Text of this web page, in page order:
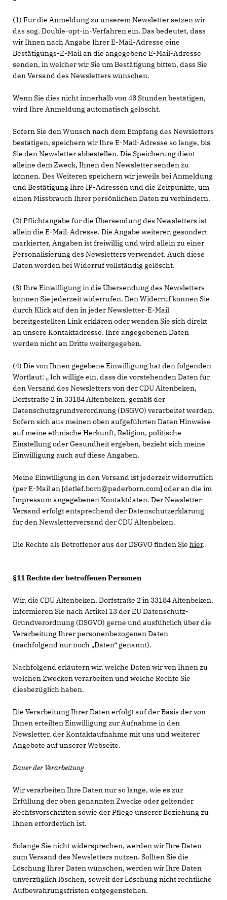
(1) Für die Anmeldung zu unserem Newsletter setzen wir
das sog. Double-opt-in-Verfahren ein. Das bedeutet, dass
wir Ihnen nach Angabe Ihrer E-Mail-Adresse eine
Bestätigungs-E-Mail an die angegebene E-Mail-Adresse
senden, in welcher wir Sie um Bestätigung bitten, dass Sie
den Versand des Newsletters wünschen.
Wenn Sie dies nicht innerhalb von 48 Stunden bestätigen,
wird Ihre Anmeldung automatisch gelöscht.
Sofern Sie den Wunsch nach dem Empfang des Newsletters
bestätigen, speichern wir Ihre E-Mail-Adresse so lange, bis
Sie den Newsletter abbestellen. Die Speicherung dient
alleine dem Zweck, Ihnen den Newsletter senden zu
können. Des Weiteren speichern wir jeweils bei Anmeldung
und Bestätigung Ihre IP-Adressen und die Zeitpunkte, um
einen Missbrauch Ihrer persönlichen Daten zu verhindern.
(2) Pflichtangabe für die Übersendung des Newsletters ist
allein die E-Mail-Adresse. Die Angabe weiterer, gesondert
markierter, Angaben ist freiwillig und wird allein zu einer
Personalisierung des Newsletters verwendet. Auch diese
Daten werden bei Widerruf vollständig gelöscht.
(3) Ihre Einwilligung in die Übersendung des Newsletters
können Sie jederzeit widerrufen. Den Widerruf können Sie
durch Klick auf den in jeder Newsletter-E-Mail
bereitgestellten Link erklären oder wenden Sie sich direkt
an unsere Kontaktadresse. Ihre angegebenen Daten
werden nicht an Dritte weitergegeben.
(4) Die von Ihnen gegebene Einwilligung hat den folgenden
Wortlaut: „ Ich willige ein, dass die vorstehenden Daten für
den Versand des Newsletters von der CDU Altenbeken,
Dorfstraße 2 in 33184 Altenbeken, gemäß der
Datenschutzgrundverordnung (DSGVO) verarbeitet werden.
Sofern sich aus meinen oben aufgeführten Daten Hinweise
auf meine ethnische Herkunft, Religion, politische
Einstellung oder Gesundheit ergeben, bezieht sich meine
Einwilligung auch auf diese Angaben.
Meine Einwilligung in den Versand ist jederzeit widerruflich
(per E-Mail an [detlef.born@paderborn.com] oder an die im
Impressum angegebenen Kontaktdaten. Der Newsletter-
Versand erfolgt entsprechend der Datenschutzerklärung
für den Newsletterversand der CDU Altenbeken.
Die Rechte als Betroffener aus der DSGVO finden Sie hier.
§11 Rechte der betroffenen Personen
Wir, die CDU Altenbeken, Dorfstraße 2 in 33184 Altenbeken,
informieren Sie nach Artikel 13 der EU Datenschutz-
Grundverordnung (DSGVO) gerne und ausführlich über die
Verarbeitung Ihrer personenbezogenen Daten
(nachfolgend nur noch „Daten“ genannt).
Nachfolgend erläutern wir, welche Daten wir von Ihnen zu
welchen Zwecken verarbeiten und welche Rechte Sie
diesbezüglich haben.
Die Verarbeitung Ihrer Daten erfolgt auf der Basis der von
Ihnen erteilten Einwilligung zur Aufnahme in den
Newsletter, der Kontaktaufnahme mit uns und weiterer
Angebote auf unserer Webseite.
Dauer der Verarbeitung
Wir verarbeiten Ihre Daten nur so lange, wie es zur
Erfüllung der oben genannten Zwecke oder geltender
Rechtsvorschriften sowie der Pflege unserer Beziehung zu
Ihnen erforderlich ist.
Solange Sie nicht widersprechen, werden wir Ihre Daten
zum Versand des Newsletters nutzen. Sollten Sie die
Löschung Ihrer Daten wünschen, werden wir Ihre Daten
unverzüglich löschen, soweit der Löschung nicht rechtliche
Aufbewahrungsfristen entgegenstehen.